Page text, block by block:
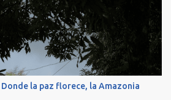
no solo la riqueza multicultural de un
provenientes de diversas
de ellas en busca de refugio en medio
también los desafíos actuales que
entre ellos, la consolidación de una
el corazón de la Manigua. Caquetá,
y resiliencia, se presenta como
Donde la paz florece, la Amazonia